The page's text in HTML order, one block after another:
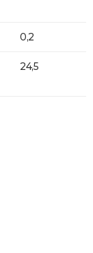
0,2
24,5